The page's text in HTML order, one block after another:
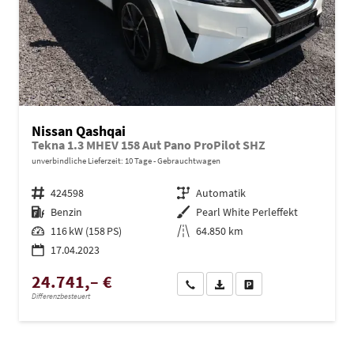
Nissan Qashqai
Tekna 1.3 MHEV 158 Aut Pano ProPilot SHZ
unverbindliche Lieferzeit: 10 Tage Gebrauchtwagen
Fahrzeugnr. 424598 Getriebe Automatik
Kraftstoff Benzin Außenfarbe Pearl White Perleffekt
Leistung 116 kW (158 PS) Kilometerstand 64.850 km
17.04.2023
24.741,– €
Differenzbesteuert
Wir rufen Sie anPDF-Datei, Fahrzeugexposé